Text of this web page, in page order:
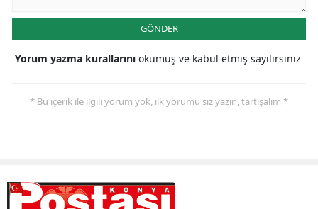
Ordu
GÖNDER
Yorum yazma kurallarını okumuş ve kabul etmiş sayılırsınız
* Bu içerik ile ilgili yorum yok, ilk yorumu siz yazın, tartışalım *